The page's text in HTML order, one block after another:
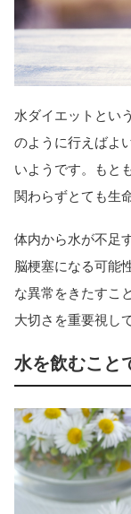
水ダイエットとい
のように行えばよ
いようです。もと
関わらずとても生
体内から水が不足
脳梗塞になる可能
な異常をきたすこ
大切さを重要視し
水を飲むこと